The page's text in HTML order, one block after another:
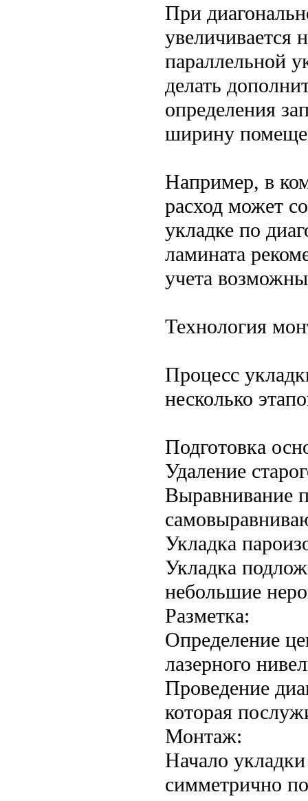
При
увеличивается
параллельной
делать
определения
ширину
Например, в
расход может
укладке по
ламината
учета
Технология
Процесс
несколько
Подготовка
Удаление
Выравнивание
Укладка
Укладка
небольшие
Разметка:
Определение
лазерного
Проведение
которая
Монтаж:
Начало укладки
симметрично